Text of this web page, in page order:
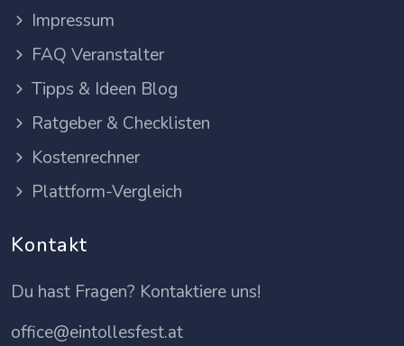
Impressum
FAQ Veranstalter
Tipps & Ideen Blog
Ratgeber & Checklisten
Kostenrechner
Plattform-Vergleich
Kontakt
Du hast Fragen? Kontaktiere uns!
office@eintollesfest.at